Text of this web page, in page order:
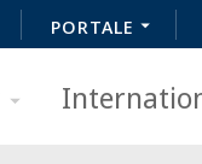
PORTALE